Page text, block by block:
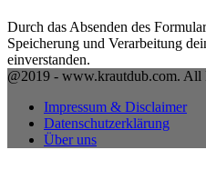
Durch das Absenden des
Speicherung und Verarbeitung
einverstanden.
@2019 - www.krautdub.com. All
Impressum & Disclaimer
Datenschutzerklärung
Über uns